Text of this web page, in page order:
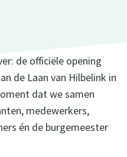
de officiële opening
de Laan van Hilbelink in
dat we samen
medewerkers,
én de burgemeester